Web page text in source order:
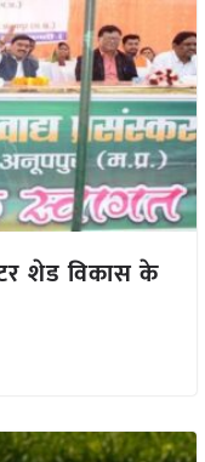
शेड विकास के